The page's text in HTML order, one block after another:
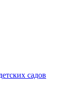
садов